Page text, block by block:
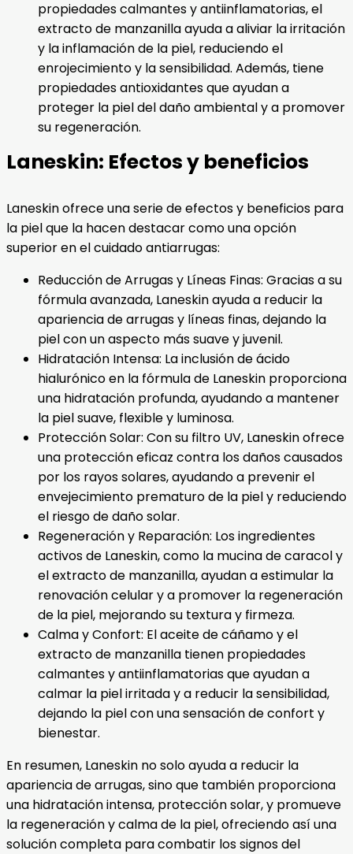
propiedades calmantes y antiinflamatorias, el
extracto de manzanilla ayuda a aliviar la irritación
y la inflamación de la piel, reduciendo el
enrojecimiento y la sensibilidad. Además, tiene
propiedades antioxidantes que ayudan a
proteger la piel del daño ambiental y a promover
su regeneración.
Laneskin: Efectos y beneficios
Laneskin ofrece una serie de efectos y beneficios para
la piel que la hacen destacar como una opción
superior en el cuidado antiarrugas:
Reducción de Arrugas y Líneas Finas: Gracias a su
fórmula avanzada, Laneskin ayuda a reducir la
apariencia de arrugas y líneas finas, dejando la
piel con un aspecto más suave y juvenil.
Hidratación Intensa: La inclusión de ácido
hialurónico en la fórmula de Laneskin proporciona
una hidratación profunda, ayudando a mantener
la piel suave, flexible y luminosa.
Protección Solar: Con su filtro UV, Laneskin ofrece
una protección eficaz contra los daños causados
por los rayos solares, ayudando a prevenir el
envejecimiento prematuro de la piel y reduciendo
el riesgo de daño solar.
Regeneración y Reparación: Los ingredientes
activos de Laneskin, como la mucina de caracol y
el extracto de manzanilla, ayudan a estimular la
renovación celular y a promover la regeneración
de la piel, mejorando su textura y firmeza.
Calma y Confort: El aceite de cáñamo y el
extracto de manzanilla tienen propiedades
calmantes y antiinflamatorias que ayudan a
calmar la piel irritada y a reducir la sensibilidad,
dejando la piel con una sensación de confort y
bienestar.
En resumen, Laneskin no solo ayuda a reducir la
apariencia de arrugas, sino que también proporciona
una hidratación intensa, protección solar, y promueve
la regeneración y calma de la piel, ofreciendo así una
solución completa para combatir los signos del